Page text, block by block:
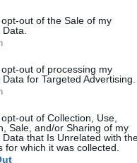
out of the Sale of my
out of processing my
for Targeted Advertising.
out of Collection, Use,
Sale, and/or Sharing of my
Data that Is Unrelated with
for which it was collected.
13
Marilyn